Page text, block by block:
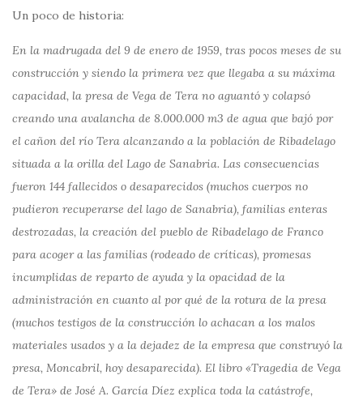
Un poco de historia:
En la madrugada del 9 de enero de 1959, tras pocos meses de su
construcción y siendo la primera vez que llegaba a su máxima
capacidad, la presa de Vega de Tera no aguantó y colapsó
creando una avalancha de 8.000.000 m3 de agua que bajó por
el cañon del río Tera alcanzando a la población de Ribadelago
situada a la orilla del Lago de Sanabria. Las consecuencias
fueron 144 fallecidos o desaparecidos (muchos cuerpos no
pudieron recuperarse del lago de Sanabria), familias enteras
destrozadas, la creación del pueblo de Ribadelago de Franco
para acoger a las familias (rodeado de críticas), promesas
incumplidas de reparto de ayuda y la opacidad de la
administración en cuanto al por qué de la rotura de la presa
(muchos testigos de la construcción lo achacan a los malos
materiales usados y a la dejadez de la empresa que construyó la
presa, Moncabril, hoy desaparecida). El libro «Tragedia de Vega
de Tera» de José A. García Díez explica toda la catástrofe,